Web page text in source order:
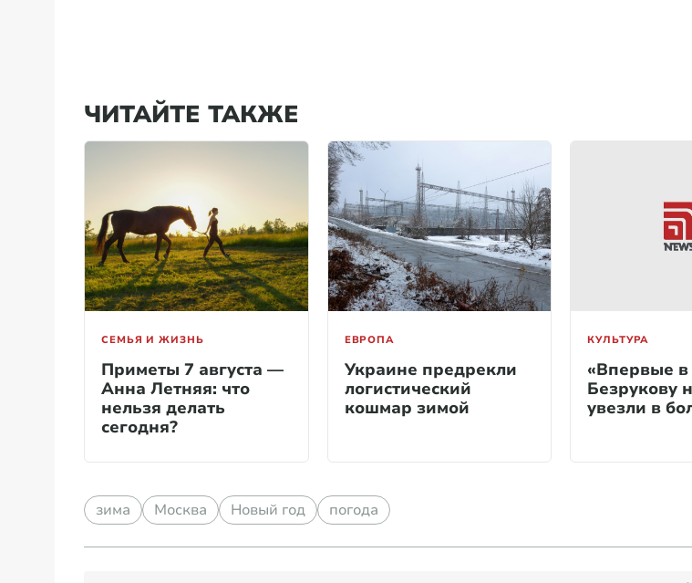
ЧИТАЙТЕ ТАКЖЕ
СЕМЬЯ И ЖИЗНЬ
Приметы 7 августа —
Анна Летняя: что
нельзя делать
сегодня?
ЕВРОПА
Украине предрекли
логистический
кошмар зимой
КУЛЬТУРА
«Впервые
Безрукову
увезли в
зима Москва Новый год погода